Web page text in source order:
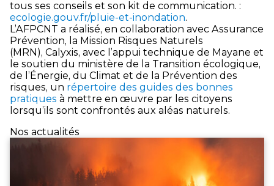
tous ses conseils et son kit de communication. :
ecologie.gouv.fr/pluie-et-inondation.
L’AFPCNT a réalisé, en collaboration avec Assurance
Prévention, la Mission Risques Naturels
(MRN), Calyxis, avec l’appui technique de Mayane et
le soutien du ministère de la Transition écologique,
de l’Énergie, du Climat et de la Prévention des
risques, un répertoire des guides des bonnes
pratiques à mettre en œuvre par les citoyens
lorsqu’ils sont confrontés aux aléas naturels.
Nos actualités